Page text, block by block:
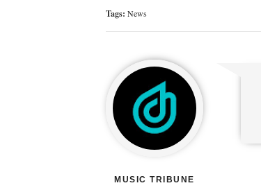
Tags: News
MUSIC TRIBUNE